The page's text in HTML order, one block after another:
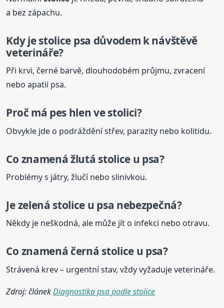
a bez zápachu.
Kdy jestolice psa důvodem k návštěvě
veterináře?
Při krvi, černé barvě, dlouhodobém průjmu, zvracení
nebo apatii psa.
Proč má pes hlen ve stolici?
Obvykle jde o podráždění střev, parazity nebo kolitidu.
Co znamená žlutá stolice u psa?
Problémy s játry, žlučí nebo slinivkou.
Je zelená stolice u psa nebezpečná?
Někdy je neškodná, ale může jít o infekci nebo otravu.
Co znamená černá stolice u psa?
Strávená krev – urgentní stav, vždy vyžaduje veterináře.
Zdroj: článekDiagnostika psa podle stolice